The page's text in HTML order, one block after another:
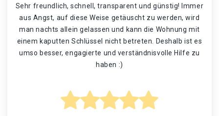
Sehr freundlich, schnell, transparent und günstig! Immer
aus Angst, auf diese Weise getäuscht zu werden, wird
man nachts allein gelassen und kann die Wohnung mit
einem kaputten Schlüssel nicht betreten. Deshalb ist es
umso besser, engagierte und verständnisvolle Hilfe zu
haben :)